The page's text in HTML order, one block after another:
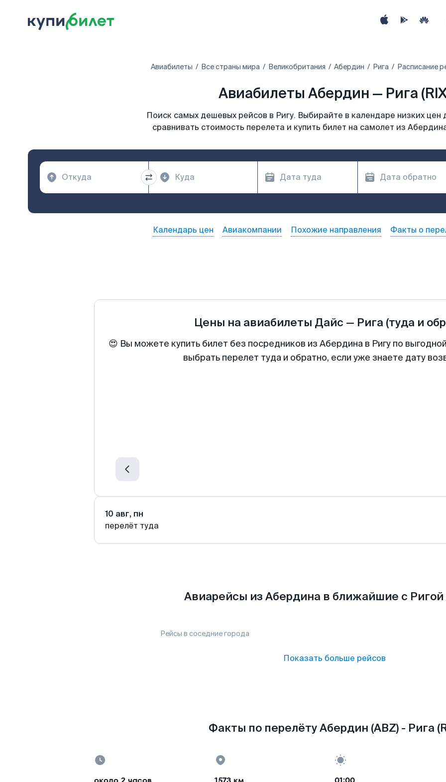
Авиабилеты Все страны мира Великобритания Абердин Рига Расписание
Авиабилеты Абердин — Рига
Поиск самых дешевых рейсов в Ригу. Выбирайте в календаре низких цен
сравнивать стоимость перелета и купить билет на самолет из
Календарь цен Авиакомпании Похожие направления Факты о
Цены на авиабилеты Дайс — Рига (туда и
😍 Вы можете купить билет без посредников из Абердина в Ригу по
выбрать перелет туда и обратно, если уже знаете дату
10 авг, пн
перелёт туда
Авиарейсы из Абердина в ближайшие с Ригой
Рейсы в соседние города
Показать больше рейсов
Факты по перелёту Абердин (ABZ) - Рига